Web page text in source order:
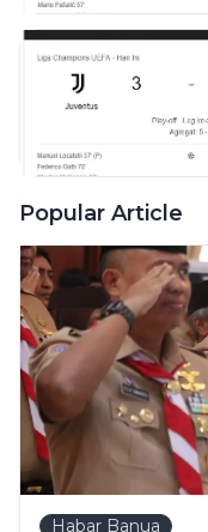
Popular Article
Habar Banua